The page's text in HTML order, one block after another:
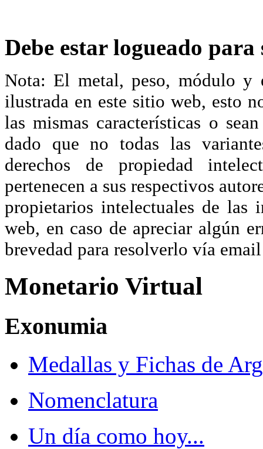
Debe estar logueado
Nota: El metal, peso, módulo y
ilustrada en este sitio web, esto
las mismas características o
dado que no todas las
derechos de propiedad
pertenecen a sus respectivos
propietarios intelectuales de las
web, en caso de apreciar algún
brevedad para resolverlo vía
Monetario Virtual
Exonumia
Medallas y Fichas de
Nomenclatura
Un día como hoy...